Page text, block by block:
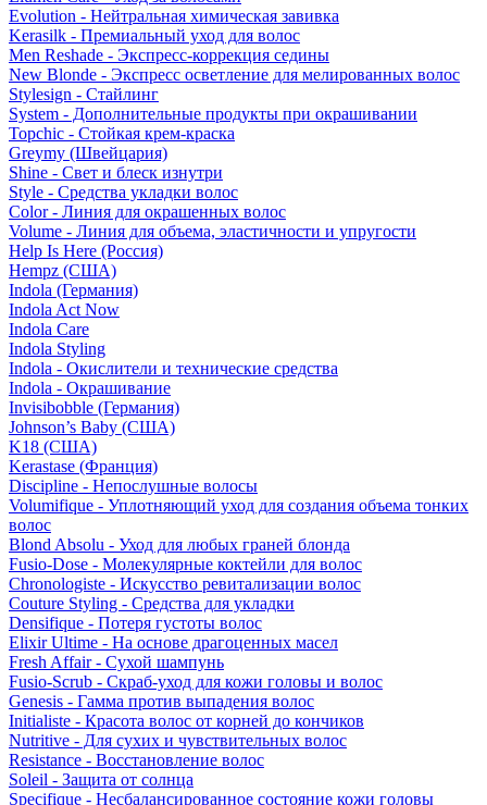
Evolution - Нейтральная химическая завивка
Kerasilk - Премиальный уход для волос
Men Reshade - Экспресс-коррекция седины
New Blonde - Экспресс осветление для мелированных волос
Stylesign - Стайлинг
System - Дополнительные продукты при окрашивании
Topchic - Стойкая крем-краска
Greymy (Швейцария)
Shine - Свет и блеск изнутри
Style - Средства укладки волос
Color - Линия для окрашенных волос
Volume - Линия для объема, эластичности и упругости
Help Is Here (Россия)
Hempz (США)
Indola (Германия)
Indola Act Now
Indola Care
Indola Styling
Indola - Окислители и технические средства
Indola - Окрашивание
Invisibobble (Германия)
Johnson’s Baby (США)
K18 (США)
Kerastase (Франция)
Discipline - Непослушные волосы
Volumifique - Уплотняющий уход для создания объема тонких
волос
Blond Absolu - Уход для любых граней блонда
Fusio-Dose - Молекулярные коктейли для волос
Chronologiste - Искусство ревитализации волос
Couture Styling - Средства для укладки
Densifique - Потеря густоты волос
Elixir Ultime - На основе драгоценных масел
Fresh Affair - Сухой шампунь
Fusio-Scrub - Скраб-уход для кожи головы и волос
Genesis - Гамма против выпадения волос
Initialiste - Красота волос от корней до кончиков
Nutritive - Для сухих и чувствительных волос
Resistance - Восстановление волос
Soleil - Защита от солнца
Specifique - Несбалансированное состояние кожи головы